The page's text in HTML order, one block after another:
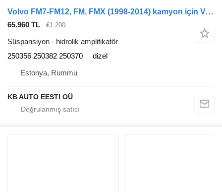
Volvo FM7-FM12, FM, FMX (1998-2014) kamyon için Volvo FM (01.05-01.14) 250356 hidrolik amplifikatör
65.960 TL €1.200
Süspansiyon - hidrolik amplifikatör
250356 250382 250370
dizel
Estonya, Rummu
KB AUTO EESTI OÜ